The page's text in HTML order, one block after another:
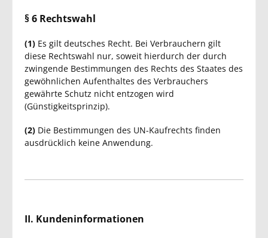
§ 6 Rechtswahl
(1) Es gilt deutsches Recht. Bei Verbrauchern gilt
diese Rechtswahl nur, soweit hierdurch der durch
zwingende Bestimmungen des Rechts des Staates des
gewöhnlichen Aufenthaltes des Verbrauchers
gewährte Schutz nicht entzogen wird
(Günstigkeitsprinzip).
(2) Die Bestimmungen des UN-Kaufrechts finden
ausdrücklich keine Anwendung.
II. Kundeninformationen